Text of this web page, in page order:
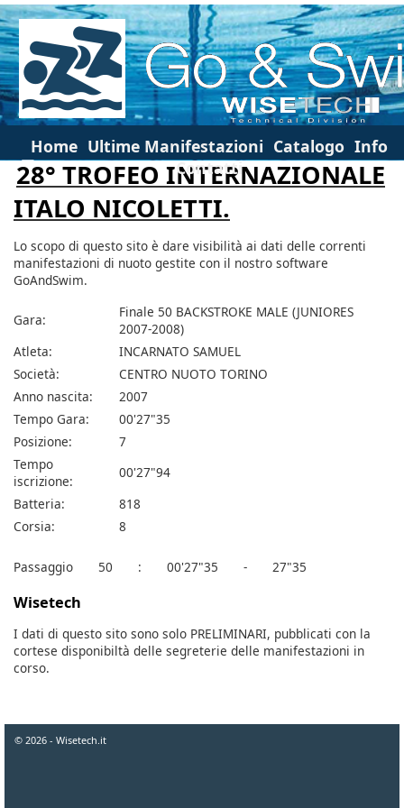
Home Ultime Manifestazioni Catalogo Info
Contatti
28° TROFEO INTERNAZIONALE
ITALO NICOLETTI.
Lo scopo di questo sito è dare visibilità ai dati delle correnti
manifestazioni di nuoto gestite con il nostro software
GoAndSwim.
Gara:
Finale 50 BACKSTROKE MALE (JUNIORES
2007-2008)
Atleta:
INCARNATO SAMUEL
Società:
CENTRO NUOTO TORINO
Anno nascita:
2007
Tempo Gara:
00'27"35
Posizione:
7
Tempo
iscrizione:
00'27"94
Batteria:
818
Corsia:
8
Passaggio 50 : 00'27"35 - 27"35
Wisetech
I dati di questo sito sono solo PRELIMINARI, pubblicati con la
cortese disponibiltà delle segreterie delle manifestazioni in
corso.
© 2026 - Wisetech.it